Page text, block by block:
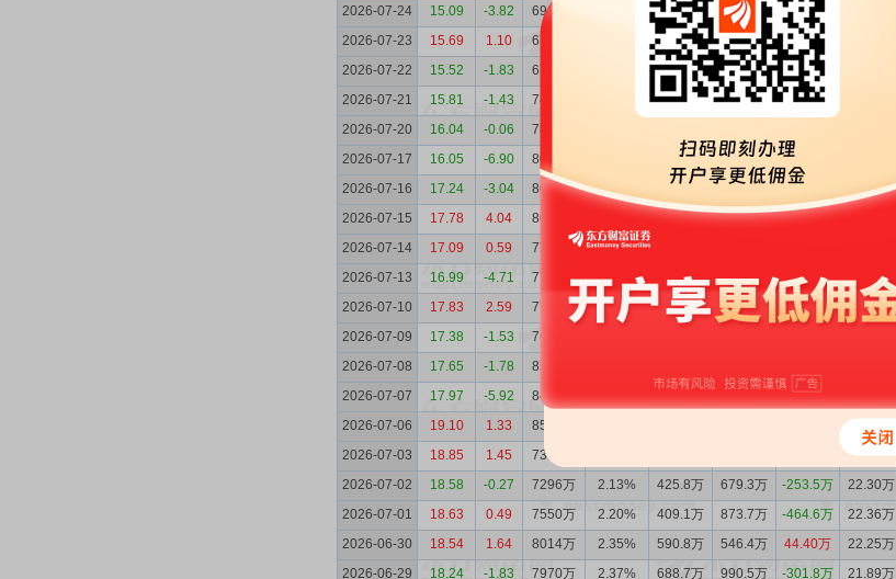
2026-07-24
15.09 -3.82 6921万 384.1万 212.2万 171.9万
2026-07-23
15.69 1.10 6749万 162.9万 198.5万 -35.60万
2026-07-22
15.52 -1.83 6785万 293.3万 971.4万 -678.0万
2026-07-21
15.81 -1.43 7463万 880.0万 1232万 -351.8万
2026-07-20
16.04 -0.06 7814万
2026-07-17
16.05 -6.90 8064万 394.2万 380.2万 14.06万
2026-07-16
17.24 -3.04 8050万 2.54% 171.7万 202.7万 -31.01万 21.38万
2026-07-15
17.78 4.04 8081万 687.8万 367.2万 320.6万
2026-07-14
17.09 0.59 7760万 2.47%
2026-07-13
16.99 -4.71 7715万 2.47% 525.8万 524.1万 1.75万 22.94万
2026-07-10
17.83 2.59 7713万 2.35% 460.1万 390.6万 69.49万 11.77万
2026-07-09
17.38 -1.53 7643万
2026-07-08
17.65 -1.78 8252万
2026-07-07
17.97 -5.92 8467万 -77.68万
2026-07-06
19.10 1.33 8545万 27.70万
2026-07-03
18.85 1.45 7382万 22.62万
2026-07-02
18.58 -0.27 7296万 2.13% 425.8万 679.3万 -253.5万 22.30万
2026-07-01
18.63 0.49 7550万 2.20% 409.1万 873.7万 -464.6万 22.36万
2026-06-30
18.54 1.64 8014万 2.35% 590.8万 546.4万 44.40万 22.25万
2026-06-29
18.24 -1.83 7970万 2.37% 688.7万 990.5万 -301.8万 21.89万